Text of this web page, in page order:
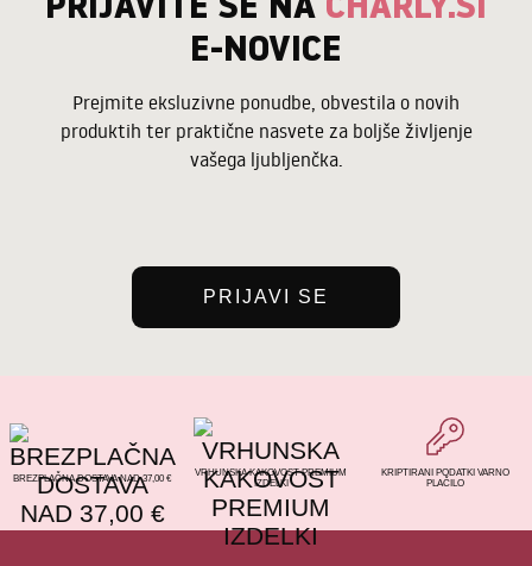
E-NOVICE
Prejmite eksluzivne ponudbe, obvestila o novih
produktih ter praktične nasvete za boljše življenje
vašega ljubljenčka.
PRIJAVI SE
BREZPLAČNA DOSTAVA NAD 37,00 €
VRHUNSKA KAKOVOST PREMIUM
IZDELKI
KRIPTIRANI PODATKI VARNO
PLAČILO